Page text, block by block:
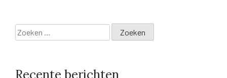
Zoeken
naar:
Recente berichten